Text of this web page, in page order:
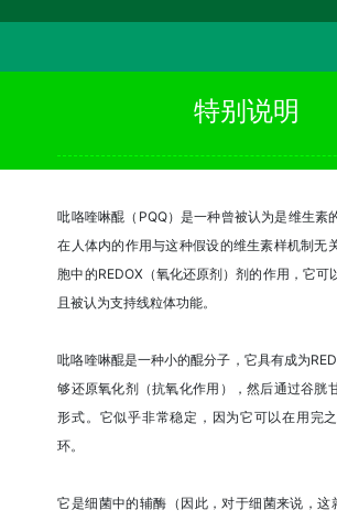
特别说明
吡咯喹啉醌（PQQ）是一种曾被认为是维生素
在人体内的作用与这种假设的维生素样机制无
胞中的REDOX（氧化还原剂）剂的作用，它可
且被认为支持线粒体功能。
吡咯喹啉醌是一种小的醌分子，它具有成为
够还原氧化剂（抗氧化作用），然后通过谷胱
形式。它似乎非常稳定，因为它可以在用完
环。
它是细菌中的辅酶（因此，对于细菌来说，这